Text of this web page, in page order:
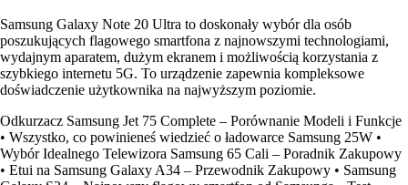
Samsung Galaxy Note 20 Ultra to doskonały wybór dla osób
poszukujących flagowego smartfona z najnowszymi technologiami,
wydajnym aparatem, dużym ekranem i możliwością korzystania z
szybkiego internetu 5G. To urządzenie zapewnia kompleksowe
doświadczenie użytkownika na najwyższym poziomie.
Odkurzacz Samsung Jet 75 Complete – Porównanie Modeli i Funkcje
• Wszystko, co powinieneś wiedzieć o ładowarce Samsung 25W •
Wybór Idealnego Telewizora Samsung 65 Cali – Poradnik Zakupowy
• Etui na Samsung Galaxy A34 – Przewodnik Zakupowy • Samsung